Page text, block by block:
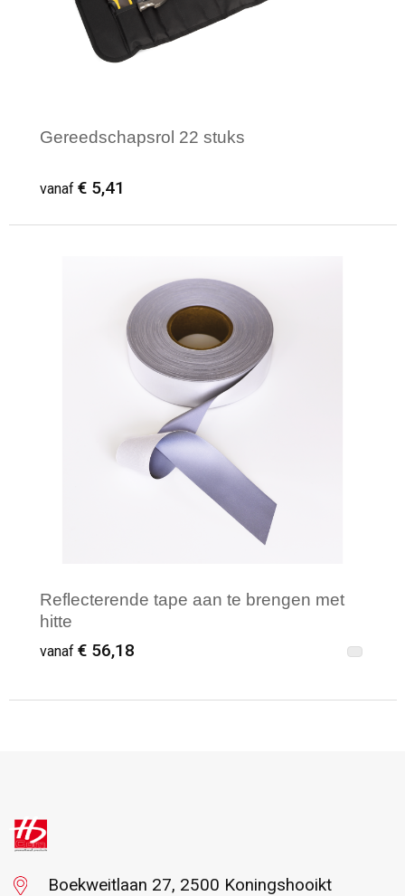
Gereedschapsrol 22 stuks
vanaf € 5,41
Minimale afname: 5
Reflecterende tape aan te brengen met
hitte
vanaf € 56,18
Boekweitlaan 27, 2500 Koningshooikt